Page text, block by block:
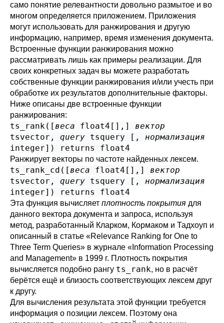
само понятие релевантности довольно размытое и во
многом определяется приложением. Приложения
могут использовать для ранжирования и другую
информацию, например, время изменения документа.
Встроенные функции ранжирования можно
рассматривать лишь как примеры реализации. Для
своих конкретных задач вы можете разработать
собственные функции ранжирования и/или учесть при
обработке их результатов дополнительные факторы.
Ниже описаны две встроенные функции
ранжирования:
ts_rank([веса float4[] , ] вектор
tsvector , query tsquery [ , нормализация
integer]) returns float4
Ранжирует векторы по частоте найденных лексем.
ts_rank_cd([веса float4[] , ] вектор
tsvector , query tsquery [ , нормализация
integer]) returns float4
Эта функция вычисляет плотность покрытия для
данного вектора документа и запроса, используя
метод, разработанный Кларком, Кормаком и Тадхоуп и
описанный в статье «Relevance Ranking for One to
Three Term Queries» в журнале «Information Processing
and Management» в 1999 г. Плотность покрытия
вычисляется подобно рангу ts_rank, но в расчёт
берётся ещё и близость соответствующих лексем друг
к другу.
Для вычисления результата этой функции требуется
информация о позиции лексем. Поэтому она